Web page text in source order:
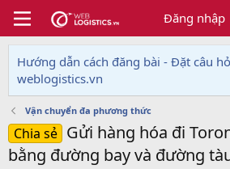
Đăng nhập
Hướng dẫn cách đăng bài - Đặt câu
weblogistics.vn
Vận chuyển đa phương thức
Chia sẻ Gửi hàng hóa đi
bằng đường bay và đường